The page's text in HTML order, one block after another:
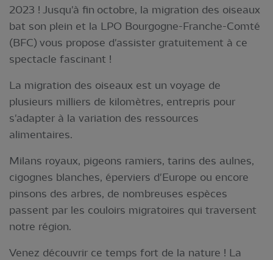
2023 ! Jusqu'à fin octobre, la migration des oiseaux
bat son plein et la LPO Bourgogne-Franche-Comté
(BFC) vous propose d'assister gratuitement à ce
spectacle fascinant !
La migration des oiseaux est un voyage de
plusieurs milliers de kilomètres, entrepris pour
s'adapter à la variation des ressources
alimentaires.
Milans royaux, pigeons ramiers, tarins des aulnes,
cigognes blanches, éperviers d'Europe ou encore
pinsons des arbres, de nombreuses espèces
passent par les couloirs migratoires qui traversent
notre région.
Venez découvrir ce temps fort de la nature ! La